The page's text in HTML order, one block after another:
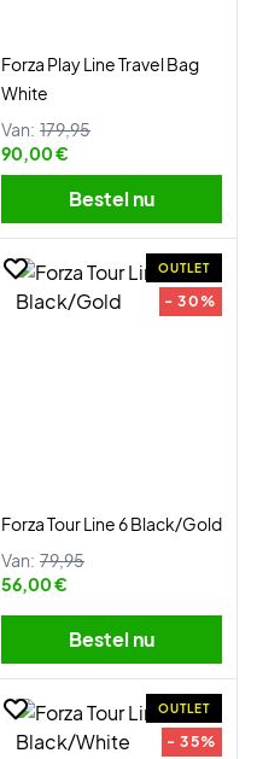
Forza Play Line Travel Bag
White
Van: 179,95
90,00 €
Bestel nu
OUTLET
- 30%
Forza Tour Line 6 Black/Gold
Van: 79,95
56,00 €
Bestel nu
OUTLET
- 35%